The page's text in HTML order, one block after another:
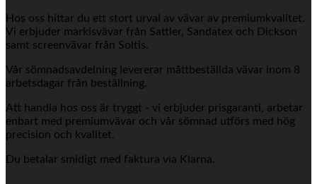
Hos oss hittar du ett stort urval av vävar av premiumkvalitet.
Vi erbjuder markisvävar från Sattler, Sandatex och Dickson
samt screenvävar från Soltis.
Vår sömnadsavdelning levererar måttbeställda vävar inom 8
arbetsdagar från beställning.
Att handla hos oss är tryggt - vi erbjuder prisgaranti, arbetar
enbart med premiumvävar och vår sömnad utförs med hög
precision och kvalitet.
Du betalar smidigt med faktura via Klarna.